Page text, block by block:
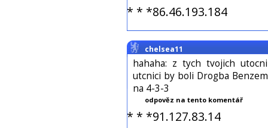
* * *86.46.193.184
chelsea11
hahaha: z tych tvojich
utcnici by boli Drogba
na 4-3-3
odpověz na tento komentář
* * *91.127.83.14